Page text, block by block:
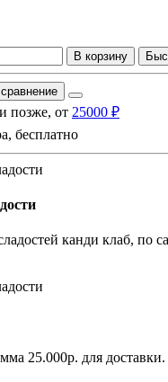
В корзину
позже, от 25000 ₽
бесплатно
канди клаб, по
25.000р. для